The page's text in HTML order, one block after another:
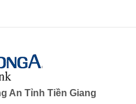
An Tỉnh Tiền Giang